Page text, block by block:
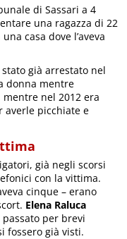
di Sassari a 4
una ragazza di 22
casa dove l’aveva
già arrestato nel
donna mentre
nel 2012 era
averle picchiate e
già negli scorsi
con la vittima.
cinque – erano
Elena Raluca
passato per brevi
fossero già visti.